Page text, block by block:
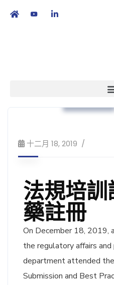
十二月 18, 2019
法規培
藥註冊
On December 18, 2019,
the regulatory affairs and
department attended
Submission and Best